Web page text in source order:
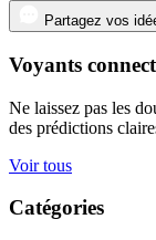
Partagez vos
Voyants
Ne laissez pas les
des prédictions
Voir tous
Catégories